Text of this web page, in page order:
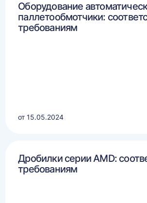
Оборудование
паллетообмотчики:
требованиям
от 15.05.2024
Дробилки серии AMD:
требованиям